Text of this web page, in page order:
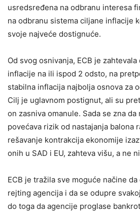
usredsređena na odbranu interesa
na odbranu sistema ciljane inflacije
svoje najveće dostignuće.
Od svog osnivanja, ECB je
inflacije na ili ispod 2 odsto, na
stabilna inflacija najbolja osnova za
Cilj je uglavnom postignut, ali su
on zasniva omanule. Sada se zna
povećava rizik od nastajanja balona
rešavanje kontrakcija ekonomije
onih u SAD i EU, zahteva višu, a ne
ECB je tražila sve moguće načine
rejting agencija i da se odupre
do toga da agencije proglase